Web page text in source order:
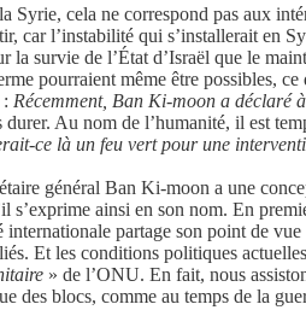
Syrie, cela ne correspond pas aux
car l’instabilité qui s’installerait en
la survie de l’État d’Israël que le
pourraient même être possibles,
: Récemment, Ban Ki-moon a déclaré
durer. Au nom de l’humanité, il est
ce là un feu vert pour une
général Ban Ki-moon a une
s’exprime ainsi en son nom. En
internationale partage son point de
Et les conditions politiques
» de l’ONU. En fait, nous
des blocs, comme au temps de la